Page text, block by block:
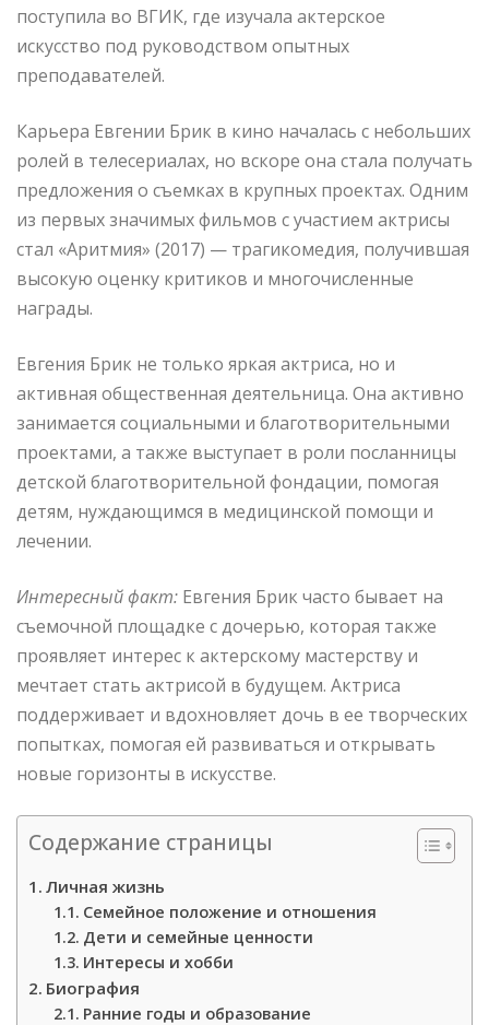
поступила во ВГИК, где изучала актерское
искусство под руководством опытных
преподавателей.
Карьера Евгении Брик в кино началась с небольших
ролей в телесериалах, но вскоре она стала получать
предложения о съемках в крупных проектах. Одним
из первых значимых фильмов с участием актрисы
стал «Аритмия» (2017) — трагикомедия, получившая
высокую оценку критиков и многочисленные
награды.
Евгения Брик не только яркая актриса, но и
активная общественная деятельница. Она активно
занимается социальными и благотворительными
проектами, а также выступает в роли посланницы
детской благотворительной фондации, помогая
детям, нуждающимся в медицинской помощи и
лечении.
Интересный факт: Евгения Брик часто бывает на
съемочной площадке с дочерью, которая также
проявляет интерес к актерскому мастерству и
мечтает стать актрисой в будущем. Актриса
поддерживает и вдохновляет дочь в ее творческих
попытках, помогая ей развиваться и открывать
новые горизонты в искусстве.
Содержание страницы
Личная жизнь
Семейное положение и отношения
Дети и семейные ценности
Интересы и хобби
Биография
Ранние годы и образование